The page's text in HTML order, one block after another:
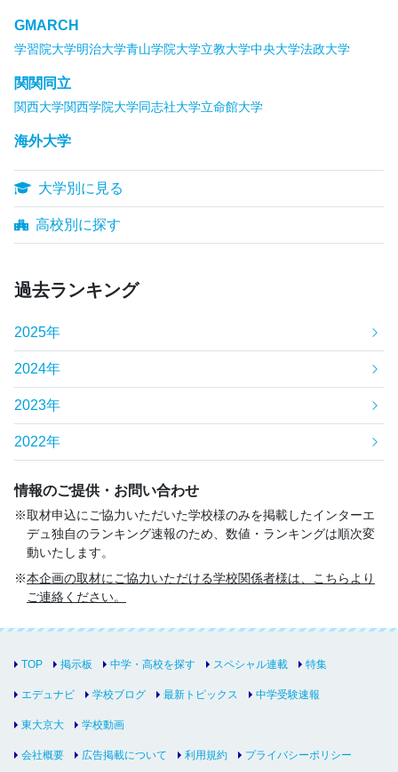
GMARCH
学習院大学明治大学青山学院大学立教大学中央大学法政大学
関関同立
関西大学関西学院大学同志社大学立命館大学
海外大学
大学別に見る
高校別に探す
過去ランキング
2025年
2024年
2023年
2022年
情報のご提供・お問い合わせ
取材申込にご協力いただいた学校様のみを掲載したインターエ
デュ独自のランキング速報のため、数値・ランキングは順次変
動いたします。
本企画の取材にご協力いただける学校関係者様は、こちらより
ご連絡ください。
TOP 掲示板 中学・高校を探す スペシャル連載 特集
エデュナビ 学校ブログ 最新トピックス 中学受験速報
東大京大 学校動画
会社概要 広告掲載について 利用規約 プライバシーポリシー